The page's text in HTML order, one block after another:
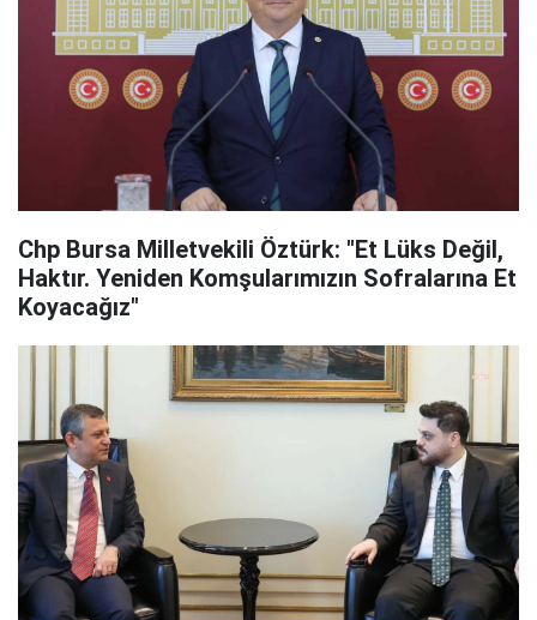
Chp Bursa Milletvekili Öztürk: "Et Lüks Değil,
Haktır. Yeniden Komşularımızın Sofralarına Et
Koyacağız"